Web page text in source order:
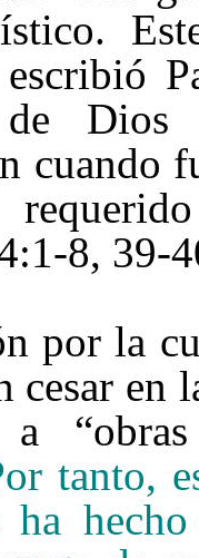
de
cuando
8, 39-
por la
cesar
tanto,